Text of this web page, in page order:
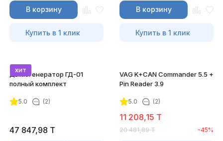
В корзину
Купить в 1 клик
В корзину
Купить в 1 клик
хит
Дымогенератор ГД-01
полный комплект
5.0 (2)
47 847,98 T
VAG K+CAN Commander 5.5 +
Pin Reader 3.9
5.0 (2)
11 208,15 T
20 481,89 T -45%